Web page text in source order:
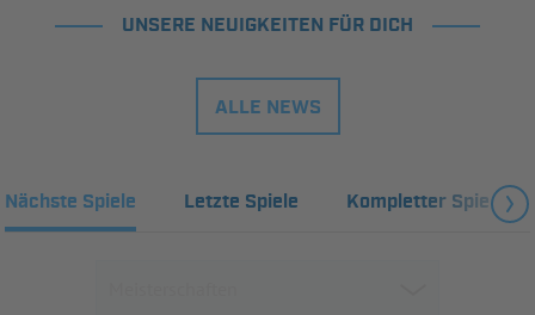
UNSERE NEUIGKEITEN FÜR DICH
ALLE NEWS
Nächste Spiele Letzte Spiele Kompletter Spielplan